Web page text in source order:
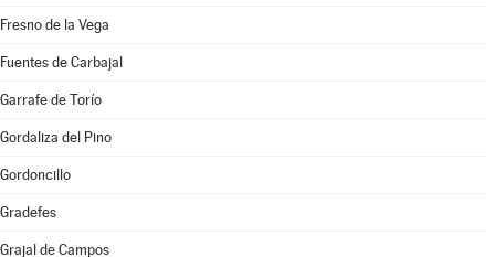
Fresno de la Vega
Fuentes de Carbajal
Garrafe de Torío
Gordaliza del Pino
Gordoncillo
Gradefes
Grajal de Campos